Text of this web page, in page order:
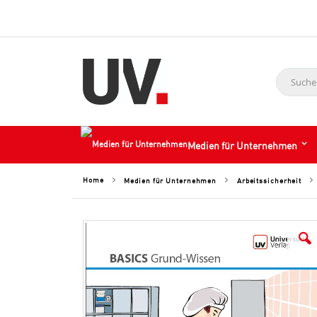
Suche
Medien für Unternehmen
Home Medien für Unternehmen Arbeitssicherheit
Skip
the
images
gallery